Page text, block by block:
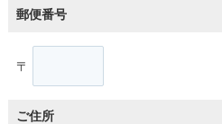
郵便番号
〒
ご住所